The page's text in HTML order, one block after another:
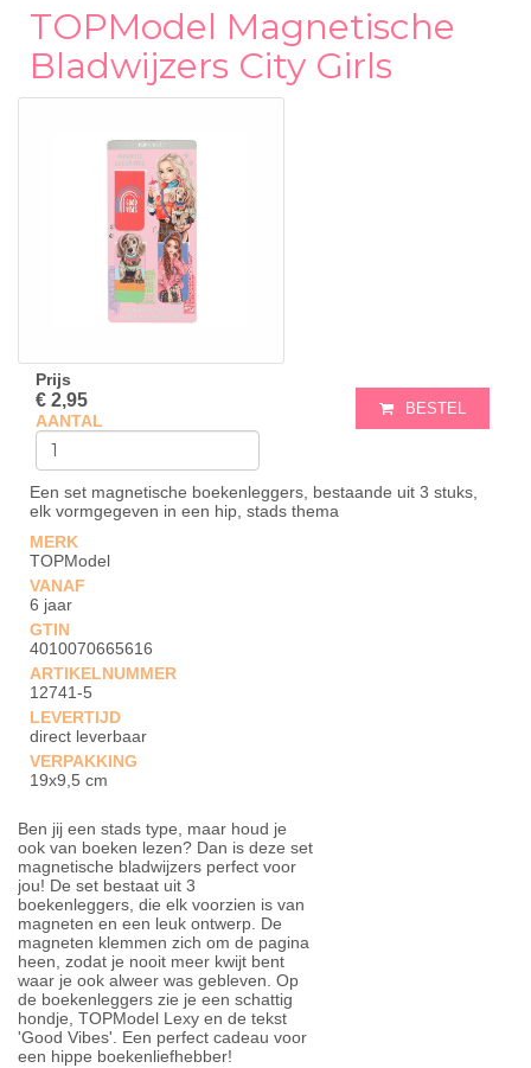
TOPModel Magnetische
Bladwijzers City Girls
Prijs
€ 2,95
AANTAL
BESTEL
Een set magnetische boekenleggers, bestaande uit 3 stuks,
elk vormgegeven in een hip, stads thema
MERK
TOPModel
VANAF
6 jaar
GTIN
4010070665616
ARTIKELNUMMER
12741-5
LEVERTIJD
direct leverbaar
VERPAKKING
19x9,5 cm
Ben jij een stads type, maar houd je
ook van boeken lezen? Dan is deze set
magnetische bladwijzers perfect voor
jou! De set bestaat uit 3
boekenleggers, die elk voorzien is van
magneten en een leuk ontwerp. De
magneten klemmen zich om de pagina
heen, zodat je nooit meer kwijt bent
waar je ook alweer was gebleven. Op
de boekenleggers zie je een schattig
hondje, TOPModel Lexy en de tekst
'Good Vibes'. Een perfect cadeau voor
een hippe boekenliefhebber!